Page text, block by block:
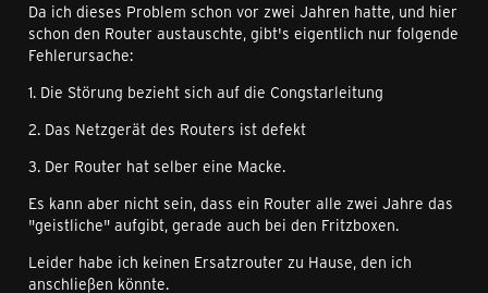
Da ich dieses Problem schon vor zwei Jahren hatte, und hier
schon den Router austauschte, gibt's eigentlich nur folgende
Fehlerursache:
1. Die Störung bezieht sich auf die Congstarleitung
2. Das Netzgerät des Routers ist defekt
3. Der Router hat selber eine Macke.
Es kann aber nicht sein, dass ein Router alle zwei Jahre das
"geistliche" aufgibt, gerade auch bei den Fritzboxen.
Leider habe ich keinen Ersatzrouter zu Hause, den ich
anschließen könnte.